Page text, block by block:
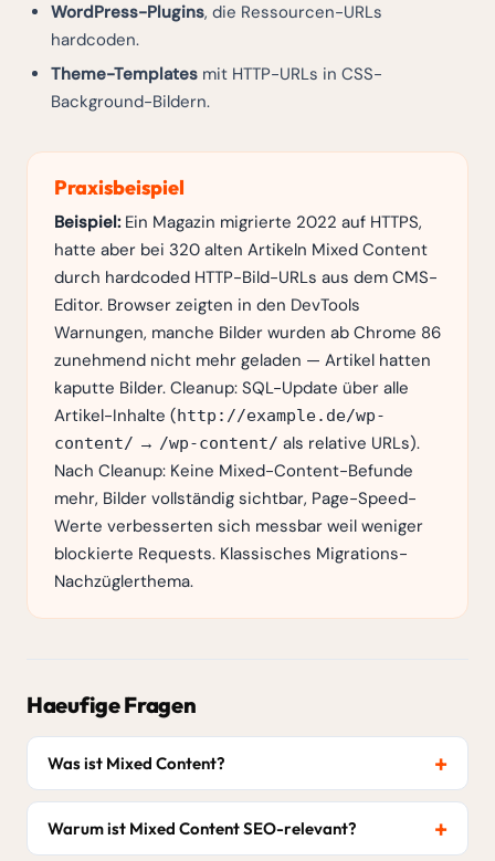
WordPress-Plugins, die Ressourcen-URLs
hardcoden.
Theme-Templates mit HTTP-URLs in CSS-
Background-Bildern.
Praxisbeispiel
Beispiel:Ein Magazin migrierte 2022 auf HTTPS,
hatte aber bei 320 alten Artikeln Mixed Content
durch hardcoded HTTP-Bild-URLs aus dem CMS-
Editor. Browser zeigten in den DevTools
Warnungen, manche Bilder wurden ab Chrome 86
zunehmend nicht mehr geladen — Artikel hatten
kaputte Bilder. Cleanup: SQL-Update über alle
Artikel-Inhalte (http://example.de/wp-
content/ → /wp-content/ als relative URLs).
Nach Cleanup: Keine Mixed-Content-Befunde
mehr, Bilder vollständig sichtbar, Page-Speed-
Werte verbesserten sich messbar weil weniger
blockierte Requests. Klassisches Migrations-
Nachzüglerthema.
Haeufige Fragen
Was ist Mixed Content?
Warum ist Mixed Content SEO-relevant?